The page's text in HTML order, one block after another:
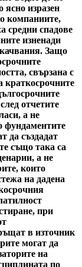
ясно изразен
компаниите,
средни спадове
изненади
Защо
свързана с
краткосрочните
отчетите
а не
фундаментите
да създадат
също така са
а не
които
на дадена
при
в източник
могат да
на
по